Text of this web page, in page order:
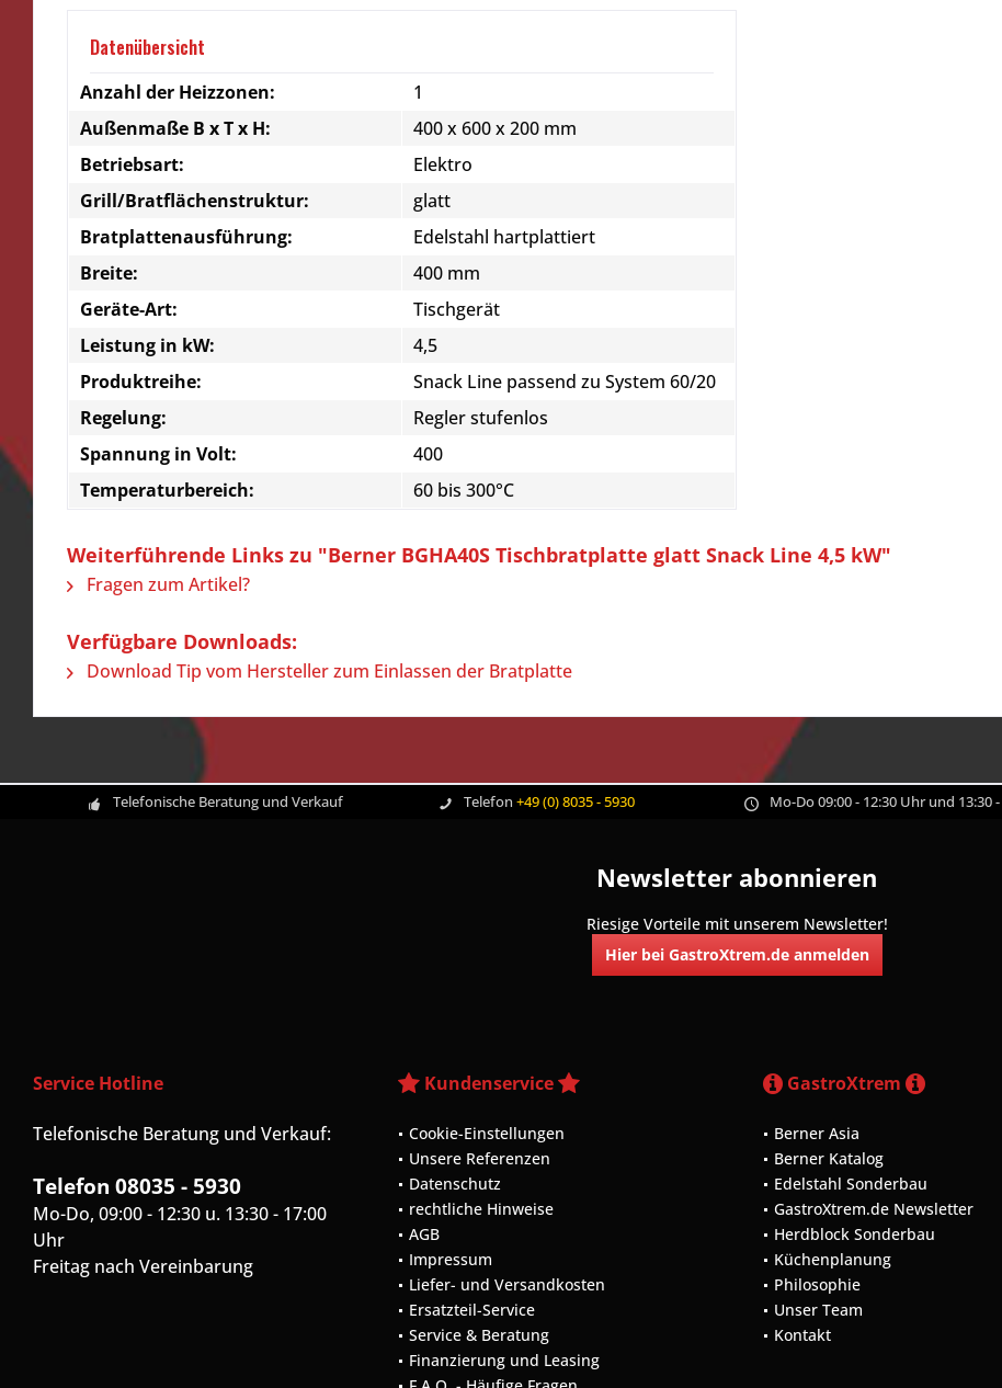
Datenübersicht
Anzahl der Heizzonen:
1
Außenmaße B x T x H:
400 x 600 x 200 mm
Betriebsart:
Elektro
Grill/Bratflächenstruktur:
glatt
Bratplattenausführung:
Edelstahl hartplattiert
Breite:
400 mm
Geräte-Art:
Tischgerät
Leistung in kW:
4,5
Produktreihe:
Snack Line passend zu System 60/20
Regelung:
Regler stufenlos
Spannung in Volt:
400
Temperaturbereich:
60 bis 300°C
Weiterführende Links zu "Berner BGHA40S Tischbratplatte glatt Snack Line 4,5 kW"
Fragen zum Artikel?
Verfügbare Downloads:
Download Tip vom Hersteller zum Einlassen der Bratplatte
Telefonische Beratung und Verkauf Telefon +49 (0) 8035 - 5930 Mo-Do 09:00 - 12:30 Uhr und 13:30
Newsletter abonnieren
Riesige Vorteile mit unserem Newsletter!
Hier bei GastroXtrem.de anmelden
Service Hotline
Telefonische Beratung und Verkauf:
Telefon 08035 - 5930
Mo-Do, 09:00 - 12:30 u. 13:30 - 17:00
Uhr
Freitag nach Vereinbarung
Kundenservice
Cookie-Einstellungen
Unsere Referenzen
Datenschutz
rechtliche Hinweise
AGB
Impressum
Liefer- und Versandkosten
Ersatzteil-Service
Service & Beratung
Finanzierung und Leasing
GastroXtrem
Berner Asia
Berner Katalog
Edelstahl Sonderbau
GastroXtrem.de Newsletter
Herdblock Sonderbau
Küchenplanung
Philosophie
Unser Team
Kontakt